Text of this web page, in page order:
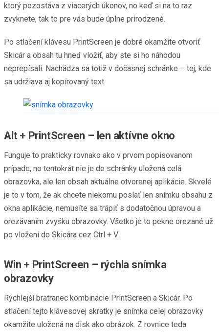
ktorý pozostáva z viacerých úkonov, no keď si na to raz
zvyknete, tak to pre vás bude úplne prirodzené.
Po stlačení klávesu PrintScreen je dobré okamžite otvoriť
Skicár a obsah tu hneď vložiť, aby ste si ho náhodou
neprepísali. Nachádza sa totiž v dočasnej schránke – tej, kde
sa udržiava aj kopírovaný text.
Alt + PrintScreen – len aktívne okno
Funguje to prakticky rovnako ako v prvom popisovanom
prípade, no tentokrát nie je do schránky uložená celá
obrazovka, ale len obsah aktuálne otvorenej aplikácie. Skvelé
je to v tom, že ak chcete niekomu poslať len snímku obsahu z
okna aplikácie, nemusíte sa trápiť s dodatočnou úpravou a
orezávaním zvyšku obrazovky. Všetko je to pekne orezané už
po vložení do Skicára cez Ctrl + V.
Win + PrintScreen – rýchla snímka
obrazovky
Rýchlejší bratranec kombinácie PrintScreen a Skicár. Po
stlačení tejto klávesovej skratky je snímka celej obrazovky
okamžite uložená na disk ako obrázok. Z rovnice teda